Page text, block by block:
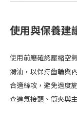
使用與保養建
使用前應確認壓縮空
滑油，以保持齒輪與
合適絲攻，避免過度
查進氣接頭、筒夾與